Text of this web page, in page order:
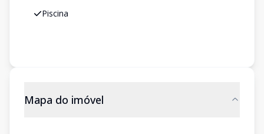
Piscina
Mapa do imóvel